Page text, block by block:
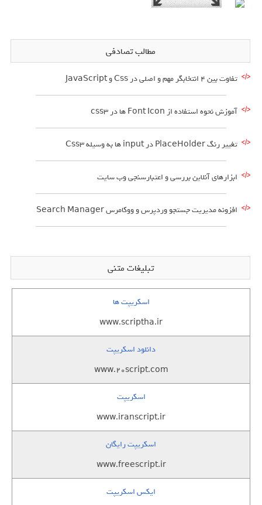
مطالب تصادفی
تفاوت بین 4 انتخابگر مهم و اصلی در Css و JavaScript
آموزش نحوه استفاده از Font Icon ها در css3
تغییر رنگ PlaceHolder در input ها به وسیله Css3
ابزارهای آنلاین بررسی و اعتبارسنجی وب سایت
افزونه مدیریت جستجو وردپرس و ووکامرس Search Manager
تبلیغات متنی
اسکریپت ها
www.scriptha.ir
دانلود اسکریپت
www.20script.com
اسکریپت
www.iranscript.ir
اسکریپت رایگان
www.freescript.ir
ایکس اسکریپت